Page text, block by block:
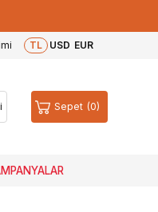
TL USD EUR
Sepet 0